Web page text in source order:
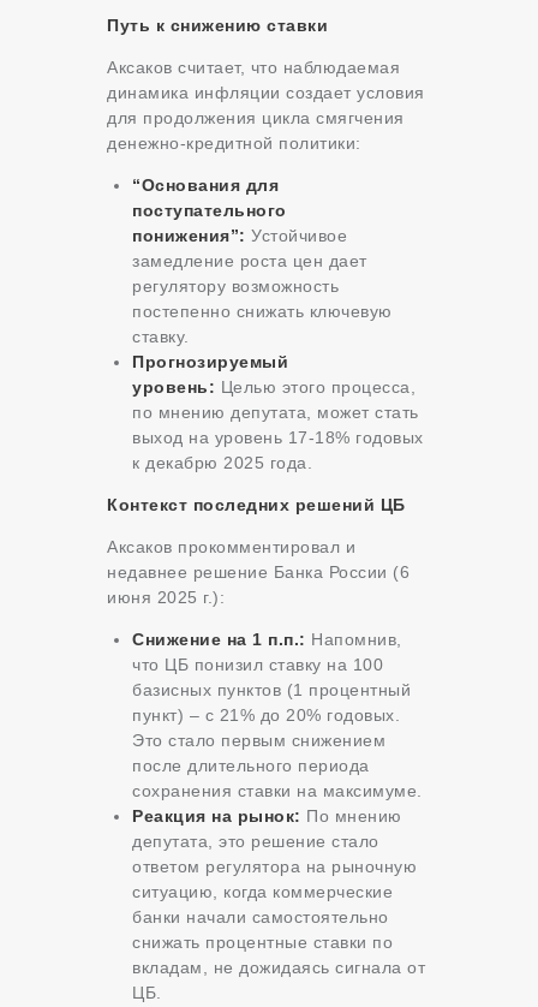
Путь к снижению ставки
Аксаков считает, что наблюдаемая
динамика инфляции создает условия
для продолжения цикла смягчения
денежно-кредитной политики:
“Основания для
поступательного
понижения”: Устойчивое
замедление роста цен дает
регулятору возможность
постепенно снижать ключевую
ставку.
Прогнозируемый
уровень: Целью этого процесса,
по мнению депутата, может стать
выход на уровень 17-18% годовых
к декабрю 2025 года.
Контекст последних решений ЦБ
Аксаков прокомментировал и
недавнее решение Банка России (6
июня 2025 г.):
Снижение на 1 п.п.: Напомнив,
что ЦБ понизил ставку на 100
базисных пунктов (1 процентный
пункт) – с 21% до 20% годовых.
Это стало первым снижением
после длительного периода
сохранения ставки на максимуме.
Реакция на рынок: По мнению
депутата, это решение стало
ответом регулятора на рыночную
ситуацию, когда коммерческие
банки начали самостоятельно
снижать процентные ставки по
вкладам, не дожидаясь сигнала от
ЦБ.